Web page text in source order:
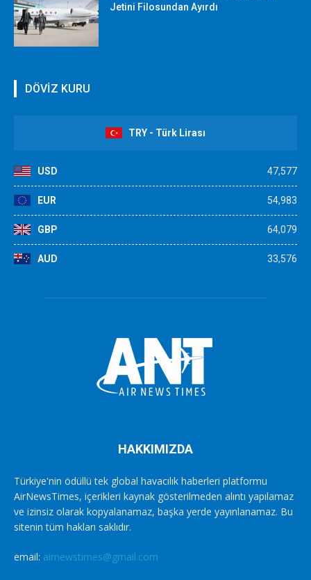
Jetini Filosundan Ayırdı
DÖVİZ KURU
TRY - Türk Lirası
USD 47,577
EUR 54,983
GBP 64,079
AUD 33,576
HAKKIMIZDA
Türkiye'nin ödüllü tek global havacılık haberleri platformu
AirNewsTimes, içerikleri kaynak gösterilmeden alıntı yapılamaz
ve izinsiz olarak kopyalanamaz, başka yerde yayınlanamaz. Bu
sitenin tüm hakları saklıdır.
email: airnewstimes@gmail.com